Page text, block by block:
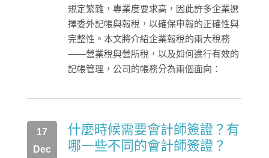
規定繁雜，專業度要求高，因此許多企業選
擇委外記帳與報稅，以確保申報的正確性與
完整性。本文將介紹企業報稅的兩大稅務
——營業稅與營所稅，以及如何進行有效的
記帳管理，公司的帳務分為兩個面向：
17
Dec
什麼時候需要會計師簽證？有
哪一些不同的會計師簽證？